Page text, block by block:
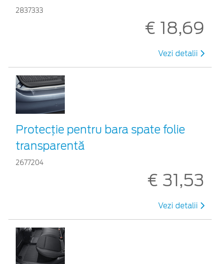
2837333
€ 18,69
Vezi detalii
Protecţie pentru bara spate folie
transparentă
2677204
€ 31,53
Vezi detalii